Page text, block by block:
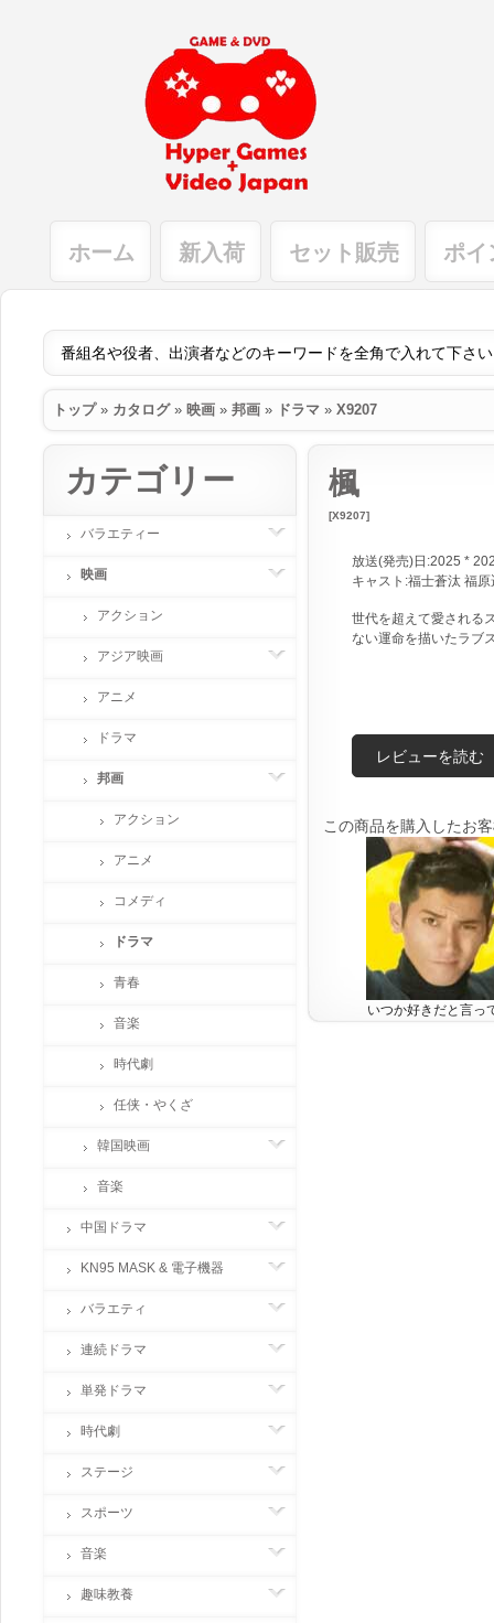
ホーム 新入荷 セット販売 ポイ
トップ» カタログ» 映画 » 邦画 » ドラマ » X9207
楓
[X9207]
放送(発売)日:2025 *
キャスト:福士蒼汰 福
世代を超えて愛される
ない運命を描いたラブ
レビューを読む
この商品を購入したお
いつか好きだと言
カテゴリー
バラエティー
映画
アクション
アジア映画
アニメ
ドラマ
邦画
アクション
アニメ
コメディ
ドラマ
青春
音楽
時代劇
任侠・やくざ
韓国映画
音楽
中国ドラマ
KN95 MASK & 電子機器
バラエティ
連続ドラマ
単発ドラマ
時代劇
ステージ
スポーツ
音楽
趣味教養